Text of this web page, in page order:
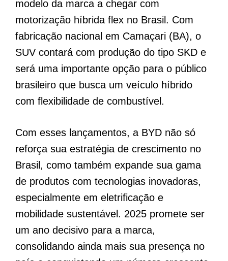
modelo da marca a chegar com
motorização híbrida flex no Brasil. Com
fabricação nacional em Camaçari (BA), o
SUV contará com produção do tipo SKD e
será uma importante opção para o público
brasileiro que busca um veículo híbrido
com flexibilidade de combustível.
Com esses lançamentos, a BYD não só
reforça sua estratégia de crescimento no
Brasil, como também expande sua gama
de produtos com tecnologias inovadoras,
especialmente em eletrificação e
mobilidade sustentável. 2025 promete ser
um ano decisivo para a marca,
consolidando ainda mais sua presença no